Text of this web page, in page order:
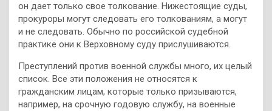
он дает только свое толкование. Нижестоящие суды,
прокуроры могут следовать его толкованиям, а могут
и не следовать. Обычно по российской судебной
практике они к Верховному суду прислушиваются.
Преступлений против военной службы много, их целый
список. Все эти положения не относятся к
гражданским лицам, которые только призываются,
например, на срочную годовую службу, на военные